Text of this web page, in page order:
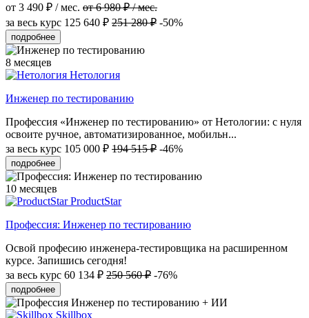
от 3 490 ₽ / мес. от 6 980 ₽ / мес.
за весь курс 125 640 ₽ 251 280 ₽ -50%
подробнее
8 месяцев
Нетология
Инженер по тестированию
Профессия «Инженер по тестированию» от Нетологии: с нуля
освоите ручное, автоматизированное, мобильн...
за весь курс 105 000 ₽ 194 515 ₽ -46%
подробнее
10 месяцев
ProductStar
Профессия: Инженер по тестированию
Освой професию инженера-тестировщика на расширенном
курсе. Запишись сегодня!
за весь курс 60 134 ₽ 250 560 ₽ -76%
подробнее
Skillbox